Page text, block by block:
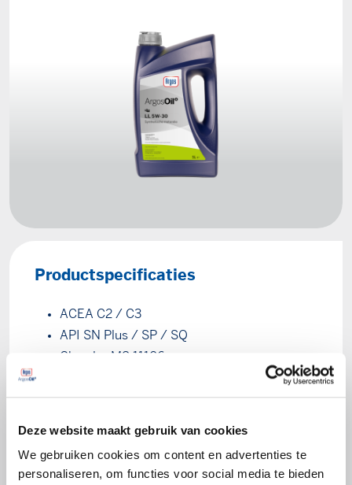
Deze website maakt gebruik van cookies
We gebruiken cookies om content en advertenties te
personaliseren, om functies voor social media te bieden
Productspecificaties
ACEA C2 / C3
API SN Plus / SP / SQ
Chrysler MS 11106
GM Dexos 2 / Dexos 1 Gen 2